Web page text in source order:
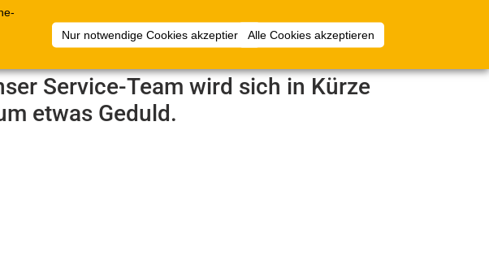
Nur notwendige Cookies akzeptierenAlle Cookies akzeptieren
Anmelden
Service-Team wird sich in Kürze
etwas Geduld.